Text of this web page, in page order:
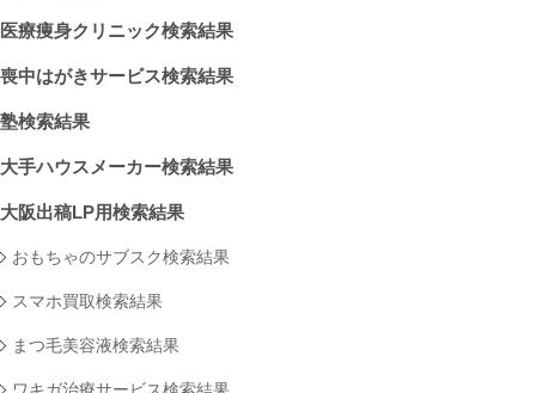
医療痩身クリニック検索結果
喪中はがきサービス検索結果
塾検索結果
大手ハウスメーカー検索結果
大阪出稿LP用検索結果
おもちゃのサブスク検索結果
スマホ買取検索結果
まつ毛美容液検索結果
ワキガ治療サービス検索結果